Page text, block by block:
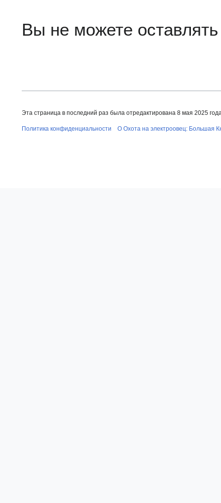
Вы не можете
Эта страница в последний раз была отредактирована 8 мая 2025
Политика конфиденциальности О Охота на электроовец: Большая